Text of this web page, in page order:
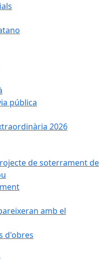
pública
2026
de soterrament de
amb el
d'obres